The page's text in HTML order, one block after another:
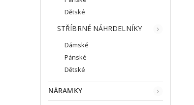
Dětské
STŘÍBRNÉ NÁHRDELNÍKY
Dámské
Pánské
Dětské
NÁRAMKY